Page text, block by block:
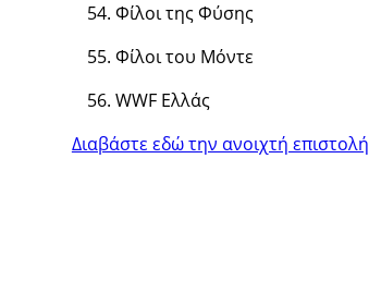
Φίλοι της Φύσης
Φίλοι του Μόντε
WWF Ελλάς
Διαβάστε εδώ την ανοιχτή επιστολή